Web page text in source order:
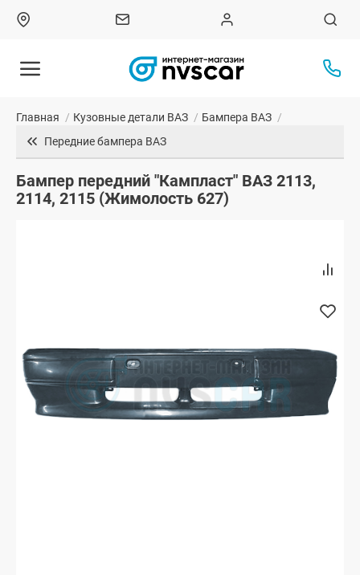
Главная / Кузовные детали ВАЗ / Бампера ВАЗ /
Передние бампера ВАЗ
Бампер передний "Кампласт" ВАЗ 2113,
2114, 2115 (Жимолость 627)